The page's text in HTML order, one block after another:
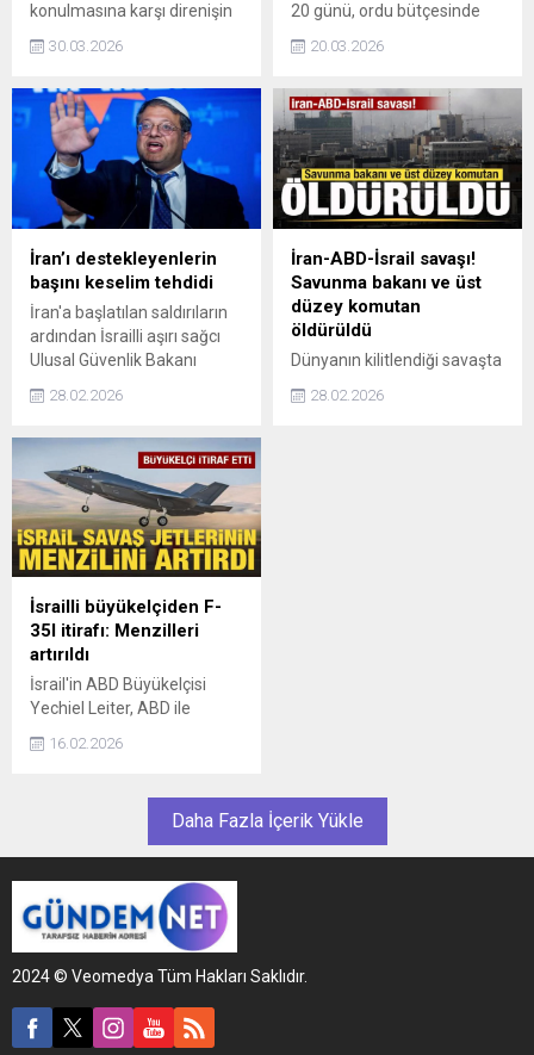
konulmasına karşı direnişin
simgesi olan Toprak Günü
50’nci yılında anılıyor.
İsrail’in yerleşim faaliyetleri,
günümüzde de Filistinliler
üzerindeki baskıyı
sürdürüyor.
30.03.2026
20 günü, ordu bütçesinde
yaklaşık 6,4 milyar dolarlık
harcama oluşturdu.
20.03.2026
İran’ı destekleyenlerin
başını keselim tehdidi
İran'a başlatılan saldırıların
ardından İsrailli aşırı sağcı
Ulusal Güvenlik Bakanı
açıkça İran'ı destekleyenleri
28.02.2026
İran-ABD-İsrail savaşı!
Savunma bakanı ve üst
düzey komutan
öldürüldü
Dünyanın kilitlendiği savaşta
yaşandı. ABD ve İsrail'in
28.02.2026
İsrailli büyükelçiden F-
35I itirafı: Menzilleri
artırıldı
İsrail'in ABD Büyükelçisi
Yechiel Leiter, ABD ile
nükleer müzakereler
sürdüren İran'la gerilim
savaş jetlerinin uçuş
menzilini ek yakıt tanklarıyla
artırdıklarını belirtti.
16.02.2026
Daha Fazla İçerik Yükle
2024 © Veomedya Tüm Hakları Saklıdır.